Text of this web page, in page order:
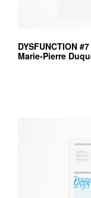
DYSFUNCTION #7
Marie-Pierre